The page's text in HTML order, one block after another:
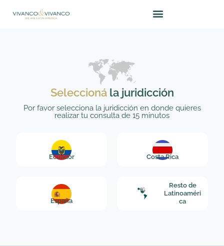
Seleccioná la juridicción
Por favor selecciona la juridicción en donde quieres
realizar tu consulta de 15 minutos
Ecuador Costa Rica
España
Resto de
Latinoaméri
ca